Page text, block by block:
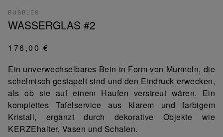
BUBBLES
WASSERGLAS #2
176,00 €
Ein unverwechselbares Bein in Form von Murmeln, die
schelmisch gestapelt sind und den Eindruck erwecken,
als ob sie auf einem Haufen verstreut wären. Ein
komplettes Tafelservice aus klarem und farbigem
Kristall, ergänzt durch dekorative Objekte wie
KERZEhalter, Vasen und Schalen.